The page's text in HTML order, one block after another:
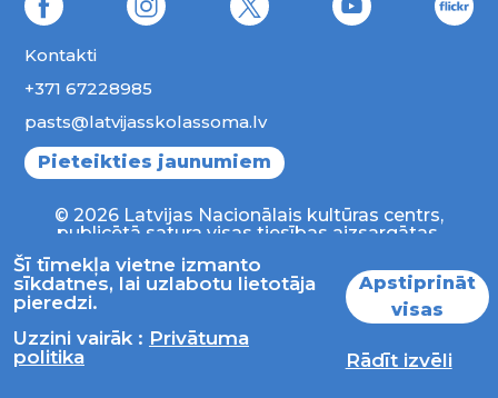
Kontakti
+371 67228985
pasts@latvijasskolassoma.lv
Pieteikties jaunumiem
© 2026 Latvijas Nacionālais kultūras centrs,
publicētā satura visas tiesības aizsargātas.
Šī tīmekļa vietne izmanto
sīkdatnes, lai uzlabotu lietotāja
pieredzi.
Uzzini vairāk : Privātuma
politika
Apstiprināt
visas
Rādīt izvēli